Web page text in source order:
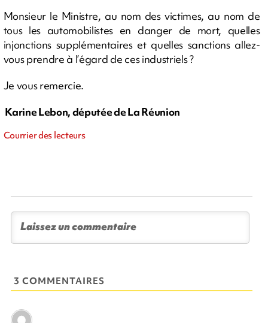
Monsieur le Ministre, au nom des victimes, au nom de
tous les automobilistes en danger de mort, quelles
injonctions supplémentaires et quelles sanctions allez-
vous prendre à l’égard de ces industriels ?
Je vous remercie.
Karine Lebon, députée de La Réunion
Courrier des lecteurs
3 COMMENTAIRES